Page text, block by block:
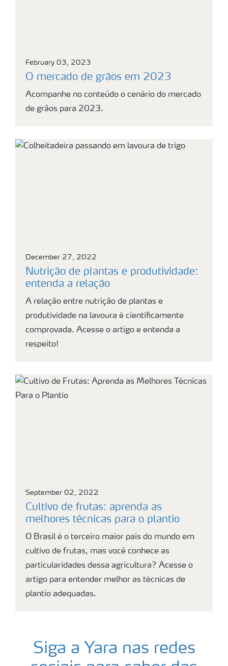
February 03, 2023
O mercado de grãos em 2023
Acompanhe no conteúdo o cenário do mercado
de grãos para 2023.
December 27, 2022
Nutrição de plantas e produtividade:
entenda a relação
A relação entre nutrição de plantas e
produtividade na lavoura é cientificamente
comprovada. Acesse o artigo e entenda a
respeito!
September 02, 2022
Cultivo de frutas: aprenda as
melhores técnicas para o plantio
O Brasil é o terceiro maior país do mundo em
cultivo de frutas, mas você conhece as
particularidades dessa agricultura? Acesse o
artigo para entender melhor as técnicas de
plantio adequadas.
Siga a Yara nas redes